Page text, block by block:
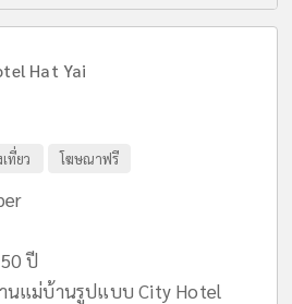
Hat Yai
ที่ยว โฆษณาฟรี
ปี
นแม่บ้านรูปแบบ City Hotel